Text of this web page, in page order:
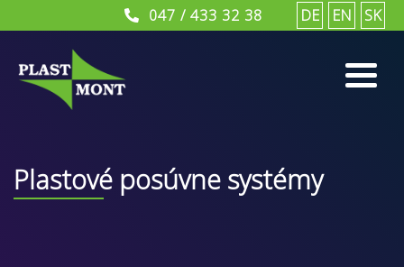
047 / 433 32 38 DE EN SK
Plastové posúvne systémy